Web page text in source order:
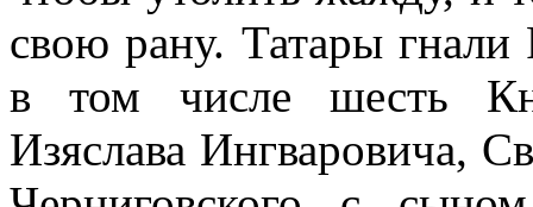
свою рану. Татары
в том числе шесть
Изяслава Ингваровича,